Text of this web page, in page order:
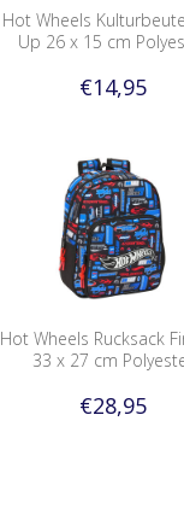
Hot Wheels
Up 26 x 15 cm
€14,95
Hot Wheels Rucksack
33 x 27 cm
€28,95